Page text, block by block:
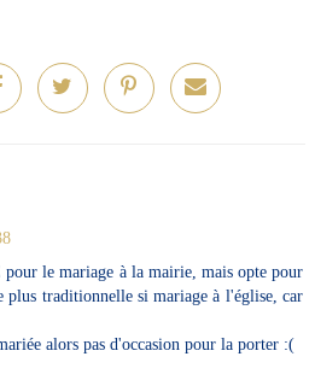
le mariage à la mairie, mais opte pour
plus traditionnelle si mariage à l'église, car
alors pas d'occasion pour la porter :(